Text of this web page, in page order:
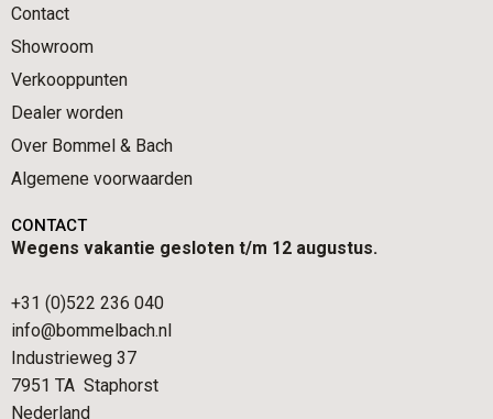
Contact
Showroom
Verkooppunten
Dealer worden
Over Bommel & Bach
Algemene voorwaarden
CONTACT
Wegens vakantie gesloten t/m 12 augustus.
+31 (0)522 236 040
info@bommelbach.nl
Industrieweg 37
7951 TA Staphorst
Nederland